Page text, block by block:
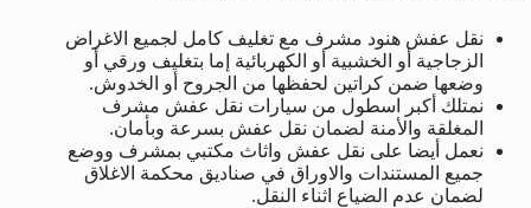
نقل عفش هنود مشرف مع تغليف كامل لجميع الاغراض
الزجاجية أو الخشبية أو الكهربائية إما بتغليف ورقي أو
وضعها ضمن كراتين لحفظها من الجروح أو الخدوش.
نمتلك أكبر اسطول من سيارات نقل عفش مشرف
المغلقة والأمنة لضمان نقل عفش بسرعة وبأمان.
نعمل أيضا على نقل عفش واثاث مكتبي بمشرف ووضع
جميع المستندات والاوراق في صناديق محكمة الاغلاق
لضمان عدم الضياع اثناء النقل.